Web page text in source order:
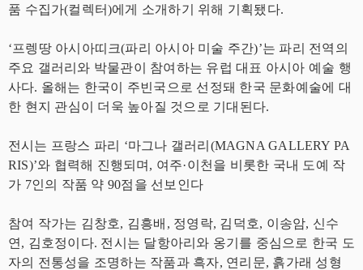
품 수집가(컬렉터)에게 소개하기 위해 기획됐다.
‘프렝땅 아시아띠크(파리 아시아 미술 주간)’는 파리 전역의
주요 갤러리와 박물관이 참여하는 유럽 대표 아시아 예술 행
사다. 올해는 한국이 주빈국으로 선정돼 한국 문화예술에 대
한 현지 관심이 더욱 높아질 것으로 기대된다.
전시는 프랑스 파리 ‘마그나 갤러리(MAGNA GALLERY PA
RIS)’와 협력해 진행되며, 여주·이천을 비롯한 국내 도예 작
가 7인의 작품 약 90점을 선보인다
참여 작가는 김창호, 김흥배, 정영락, 김덕호, 이송암, 신수
연, 김호정이다. 전시는 달항아리와 옹기를 중심으로 한국 도
자의 전통성을 조명하는 작품과 흑자, 연리문, 흙가래 성형